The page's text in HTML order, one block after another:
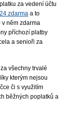
za vedení účtu
zdarma a to
něm zdarma
příchozí platby
a senioři za
všechny trvalé
kterým nejsou
či s využitím
běžných poplatků a